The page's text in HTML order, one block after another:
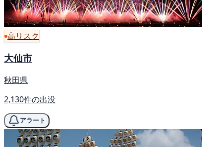
高リスク
大仙市
秋田県
2,130件の出没
アラート